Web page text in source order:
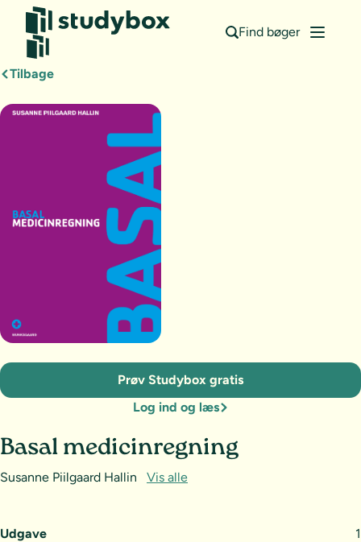
Find bøger
Tilbage
Udgave
1
Basal medicinregning
Susanne Piilgaard Hallin Vis alle
Prøv Studybox gratis
Log ind og læs